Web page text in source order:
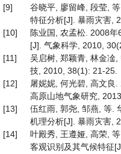
[9]
谷晓平, 廖留峰, 段莹,
特征分析[J]. 暴雨灾害,
[10]
陈业国, 农孟松. 2008
[J]. 气象科学, 2010,
[11]
吴启树, 郑颖青, 林金凎
技, 2010, 38(1): 21-25.
[12]
屠妮妮, 何光碧, 高文良
高原山地气象研究,
[13]
伍红雨, 郭尧, 邹燕, 等.
机理分析[J]. 暴雨灾害,
[14]
叶殿秀, 王遵娅, 高荣,
客观识别及其气候特征